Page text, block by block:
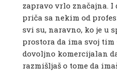
zapravo vrlo značajna. I
priča sa nekim od
svi su, naravno, ko je u
prostora da ima svoj
dovoljno komercijalan
razmišljaš o tome da